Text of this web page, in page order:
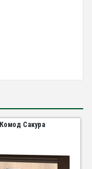
Комод Сакура